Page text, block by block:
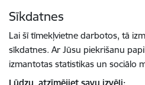
Sīkdatnes
Lai šī tīmekļvietne darbotos, tā
sīkdatnes. Ar Jūsu piekrišanu
izmantotas statistikas un sociālo